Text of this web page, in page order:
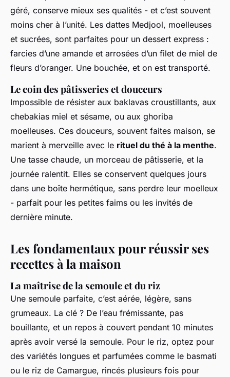
géré, conserve mieux ses qualités - et c’est souvent
moins cher à l’unité. Les dattes Medjool, moelleuses
et sucrées, sont parfaites pour un dessert express :
farcies d’une amande et arrosées d’un filet de miel de
fleurs d’oranger. Une bouchée, et on est transporté.
Le coin des pâtisseries et douceurs
Impossible de résister aux baklavas croustillants, aux
chebakias miel et sésame, ou aux ghoriba
moelleuses. Ces douceurs, souvent faites maison, se
marient à merveille avec le rituel du thé à la menthe.
Une tasse chaude, un morceau de pâtisserie, et la
journée ralentit. Elles se conservent quelques jours
dans une boîte hermétique, sans perdre leur moelleux
- parfait pour les petites faims ou les invités de
dernière minute.
Les fondamentaux pour réussir ses
recettes à la maison
La maîtrise de la semoule et du riz
Une semoule parfaite, c’est aérée, légère, sans
grumeaux. La clé ? De l’eau frémissante, pas
bouillante, et un repos à couvert pendant 10 minutes
après avoir versé la semoule. Pour le riz, optez pour
des variétés longues et parfumées comme le basmati
ou le riz de Camargue, rincés plusieurs fois pour